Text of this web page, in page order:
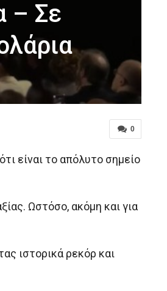
– Σε
0
είναι το απόλυτο σημείο
Ωστόσο, ακόμη και για
ιστορικά ρεκόρ και